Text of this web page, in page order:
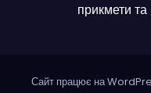
прикмети та
Сайт працює на